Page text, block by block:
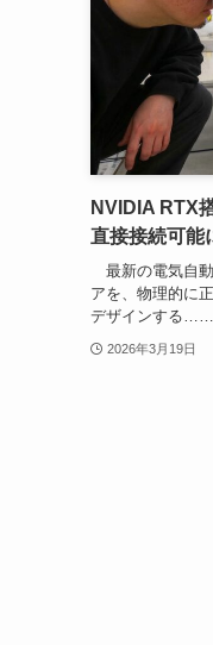
NVIDIA RTX
直接接続可能
最新の電気自
アを、物理的に
デザインする……
2026年3月19日